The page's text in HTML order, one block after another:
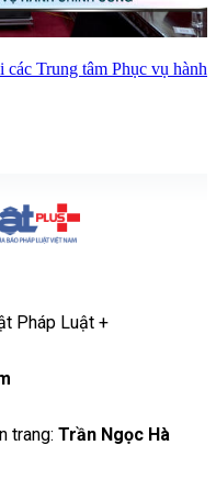
Trung tâm Phục vụ hành
Pháp Luật +
trang: Trần Ngọc Hà